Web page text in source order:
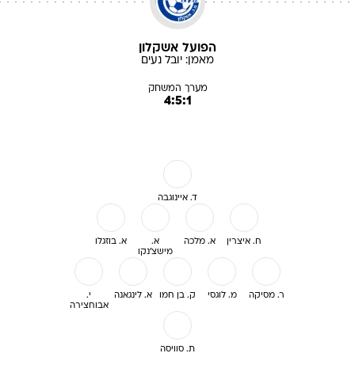
הפועל אשקלון
מאמן: יובל נעים
מערך המשחק
4:5:1
ד. איינוגבה
א. בוזגלו
א.
מישצ'נקו
א. מלכה ח. איצרין
י.
אבוחצירה
א. לינגאנה ק. בן חמו מ. לוגסי ר. מסיקה
ת. סוויסה